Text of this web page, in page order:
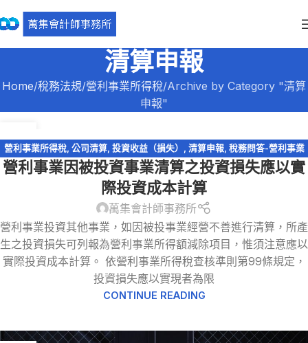
清算申報
Home 稅務法規 營利事業所得稅 Archive by Category "清算
申報"
2 月
營利事業所得稅, 公司清算, 投資收益（損失） , 清算申報, 稅務問答-營利事業
所得稅,稅務法規
營利事業因被投資事業清算之投資損失應以實
際投資成本計算
萬集會計師事務所
營利事業投資其他事業，如因被投事業經營不善進行清算，所產
生之投資損失可列報為營利事業所得額減除項目，惟須注意應以
實際投資成本計算。 依營利事業所得稅查核準則第99條規定，
投資損失應以實現者為限
CONTINUE READING